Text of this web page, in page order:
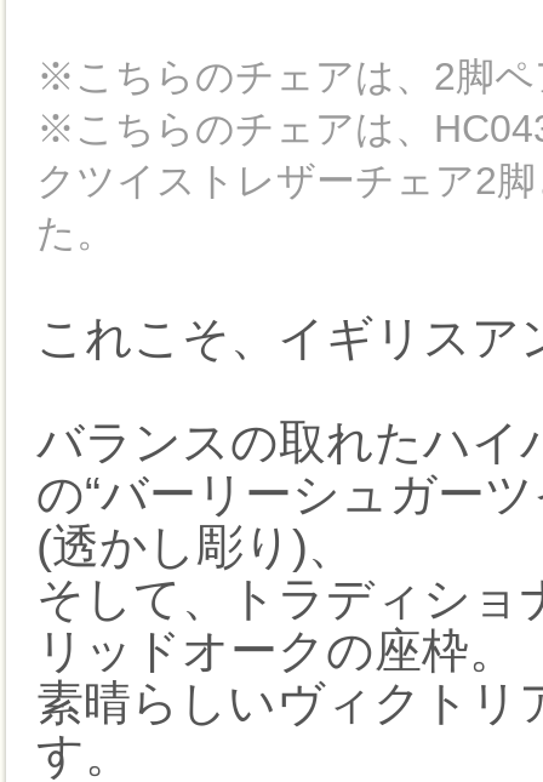
※こちらのチェアは、2脚
※こちらのチェアは、
クツイストレザーチェア2
た。
これこそ、イギリスア
バランスの取れたハイ
の“バーリーシュガー
(透かし彫り)、
そして、トラディショ
リッドオークの座枠。
素晴らしいヴィクトリ
す。